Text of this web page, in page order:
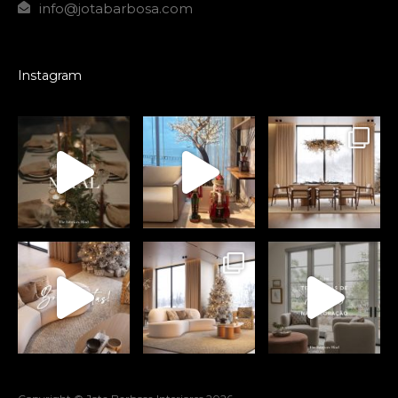
info@jotabarbosa.com
Instagram